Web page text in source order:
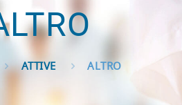
ATTIVE ALTRO